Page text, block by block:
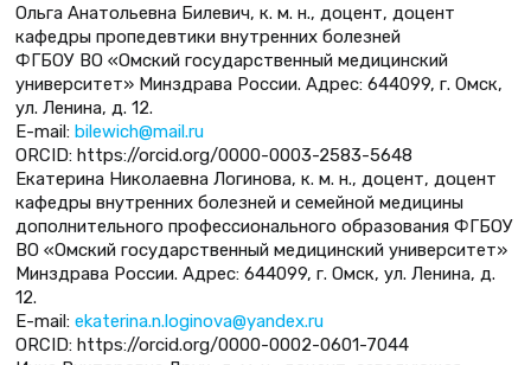
Ольга Анатольевна Билевич, к. м. н., доцент, доцент
кафедры пропедевтики внутренних болезней
ФГБОУ ВО «Омский государственный медицинский
университет» Минздрава России. Адрес: 644099, г. Омск,
ул. Ленина, д. 12.
E-mail: bilewich@mail.ru
ORCID: https://orcid.org/0000-0003-2583-5648
Екатерина Николаевна Логинова, к. м. н., доцент, доцент
кафедры внутренних болезней и семейной медицины
дополнительного профессионального образования ФГБОУ
ВО «Омский государственный медицинский университет»
Минздрава России. Адрес: 644099, г. Омск, ул. Ленина, д.
12.
E-mail: ekaterina.n.loginova@yandex.ru
ORCID: https://orcid.org/0000-0002-0601-7044